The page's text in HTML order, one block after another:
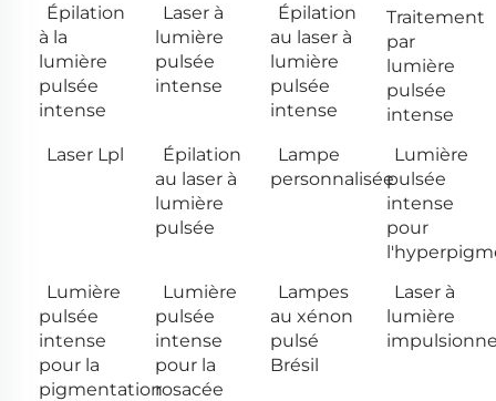
Épilation
à la
lumière
pulsée
intense
Laser à
lumière
pulsée
intense
Épilation
au laser à
lumière
pulsée
intense
Traitement
par
lumière
pulsée
intense
Laser Lpl
Épilation
au laser à
lumière
pulsée
Lampe
personnalisée
Lumière
pulsée
intense
pour
Lumière
pulsée
intense
pour la
pigmentation
Lumière
pulsée
intense
pour la
rosacée
Lampes
au xénon
pulsé
Brésil
Laser à
lumière